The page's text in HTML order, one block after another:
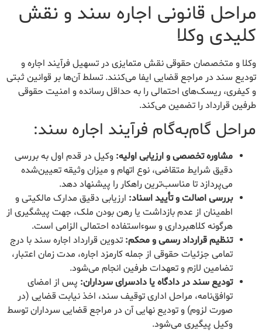
مراحل قانونی اجاره سند و نقش
کلیدی وکلا
وکلا و متخصصان حقوقی نقش متمایزی در تسهیل فرآیند اجاره و
تودیع سند در مراجع قضایی ایفا می‌کنند. تسلط آن‌ها بر قوانین ثبتی
و کیفری، ریسک‌های احتمالی را به حداقل رسانده و امنیت حقوقی
طرفین قرارداد را تضمین می‌کند.
مراحل گام‌به‌گام فرآیند اجاره سند:
مشاوره تخصصی و ارزیابی اولیه: وکیل در قدم اول به بررسی
دقیق شرایط متقاضی، نوع اتهام و میزان وثیقه تعیین‌شده
می‌پردازد تا مناسب‌ترین راهکار را پیشنهاد دهد.
بررسی اصالت و تأیید اسناد: ارزیابی دقیق مدارک مالکیتی و
اطمینان از عدم بازداشت یا رهن بودن ملک، جهت پیشگیری از
هرگونه کلاهبرداری و سوءاستفاده احتمالی الزامی است.
تنظیم قرارداد رسمی و محکم: تدوین قرارداد اجاره سند با درج
تمامی جزئیات حقوقی از جمله کارمزد اجاره، مدت زمان اعتبار،
تضامین لازم و تعهدات طرفین انجام می‌شود.
تودیع سند در دادگاه یا دادسرای سرداران: پس از امضای
توافق‌نامه، مراحل اداری توقیف سند، اخذ نیابت قضایی (در
صورت لزوم) و تودیع نهایی آن در مراجع قضایی سرداران توسط
وکیل پیگیری می‌شود.